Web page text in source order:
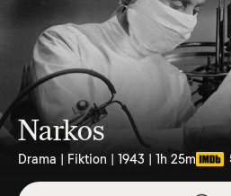
Narkos
Drama | Fiktion | 1943 | 1h 25m